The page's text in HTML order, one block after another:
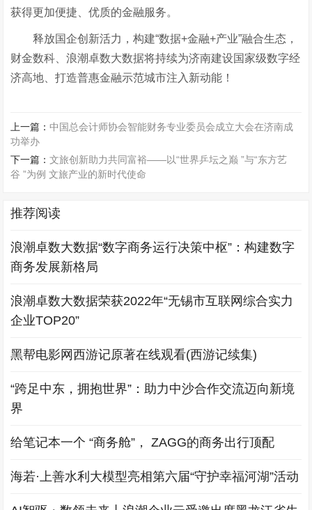
获得更加便捷、优质的金融服务。
释放国企创新活力，构建“数据+金融+产业”融合生态，
财金数科、浪潮卓数大数据将持续为济南建设国家级数字经
济高地、打造普惠金融示范城市注入新动能！
上一篇：中国总会计师协会智能财务专业委员会成立大会在济南成
功举办
下一篇：文旅创新助力共同富裕——以“世界乒坛之巅 ”与“东方艺
谷 ”为例 文旅产业的新时代使命
推荐阅读
浪潮卓数大数据“数字商务运行决策中枢”：构建数字
商务发展新格局
浪潮卓数大数据荣获2022年“无锡市互联网综合实力
企业TOP20”
黑帮电影网西游记原著在线观看(西游记续集)
“跨足中东，拥抱世界”：助力中沙合作交流迈向新境
界
给笔记本一个 “商务舱”， ZAGG的商务出行顶配
海若·上善水利大模型亮相第六届“守护幸福河湖”活动